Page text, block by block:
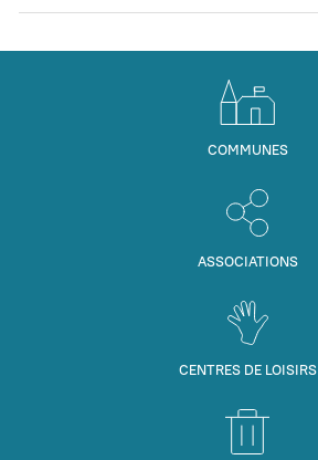
COMMUNES
ASSOCIATIONS
CENTRES DE LOISIRS